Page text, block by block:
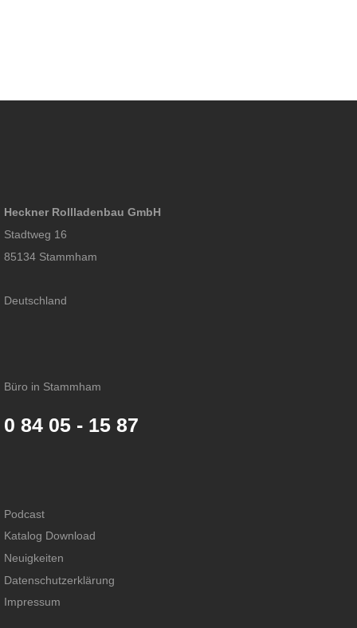
Heckner Rollladenbau GmbH
Stadtweg 16
85134 Stammham
Deutschland
Büro in Stammham
0 84 05 - 15 87
Podcast
Katalog Download
Neuigkeiten
Datenschutzerklärung
Impressum